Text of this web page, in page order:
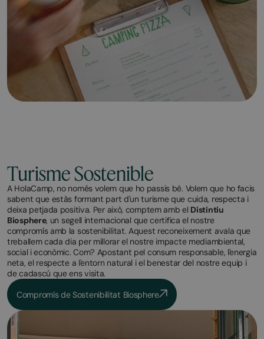
Turisme Sostenible
A HolaCamp, no només volem que ho passis bé. Volem que ho facis
sabent que estàs formant part d'un turisme que cuida, respecta i
deixa petjada positiva. Per això, comptem amb el Distintiu
Biosphere, un segell internacional que certifica el nostre
compromís amb la sostenibilitat. Aquest reconeixement avala que
treballem cada dia per millorar el nostre impacte mediambiental,
social i econòmic. Com? Apostant pel consum responsable, l'energia
neta, el respecte a l'entorn natural i el benestar del nostre equip i
de cadascú que ens visita.
Compromís de Sostenibilitat Biosphere